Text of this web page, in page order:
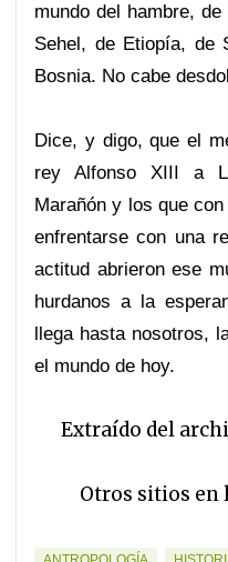
mundo del hambre,
Sehel, de Etiopía, de
Bosnia. No cabe
Dice, y digo, que el
rey Alfonso XIII a
Marañón y los que
enfrentarse con una
actitud abrieron ese
hurdanos a la
llega hasta nosotros,
el mundo de hoy.
Extraído del
Otros sitios en